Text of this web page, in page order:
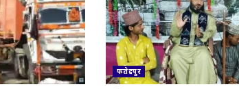
फतेहपुर